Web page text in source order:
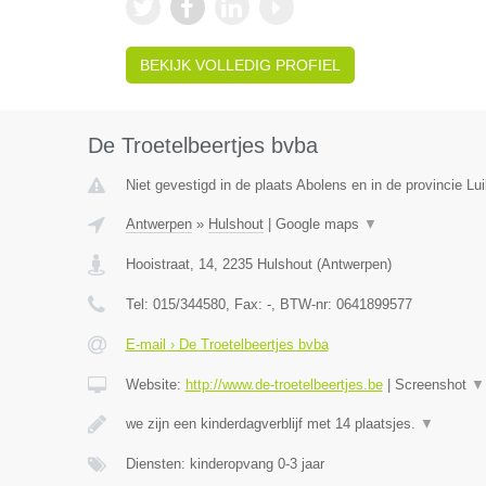
BEKIJK VOLLEDIG PROFIEL
De Troetelbeertjes bvba
Niet gevestigd in de plaats Abolens en in de provincie
Antwerpen» Hulshout| Google maps ▼
Hooistraat, 14, 2235 Hulshout(Antwerpen)
Tel: 015/344580, Fax: -, BTW-nr: 0641899577
E-mail › De Troetelbeertjes bvba
Website: http://www.de-troetelbeertjes.be| Screenshot ▼
we zijn een kinderdagverblijf met 14 plaatsjes. ▼
Diensten: kinderopvang 0-3 jaar